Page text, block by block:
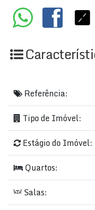
Referência:
Tipo de Imóvel:
Estágio do Imóvel:
Quartos:
Salas: